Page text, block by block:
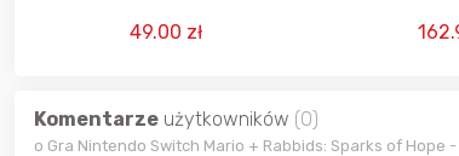
49.00 zł
Komentarze użytkowników (0)
o Gra Nintendo Switch Mario + Rabbids: Sparks of Hope